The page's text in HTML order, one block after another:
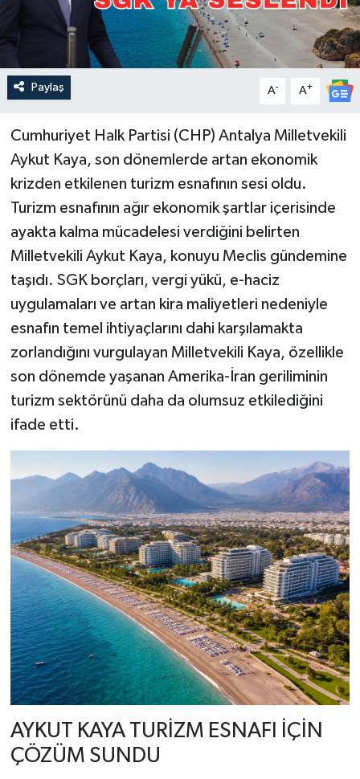
Paylaş A- A+
Cumhuriyet Halk Partisi (CHP) Antalya Milletvekili
Aykut Kaya, son dönemlerde artan ekonomik
krizden etkilenen turizm esnafının sesi oldu.
Turizm esnafının ağır ekonomik şartlar içerisinde
ayakta kalma mücadelesi verdiğini belirten
Milletvekili Aykut Kaya, konuyu Meclis gündemine
taşıdı. SGK borçları, vergi yükü, e-haciz
uygulamaları ve artan kira maliyetleri nedeniyle
esnafın temel ihtiyaçlarını dahi karşılamakta
zorlandığını vurgulayan Milletvekili Kaya, özellikle
son dönemde yaşanan Amerika-İran geriliminin
turizm sektörünü daha da olumsuz etkilediğini
ifade etti.
AYKUT KAYA TURİZM ESNAFI İÇİN
ÇÖZÜM SUNDU
Sağlık & Yaşam
Siyaset
Spor